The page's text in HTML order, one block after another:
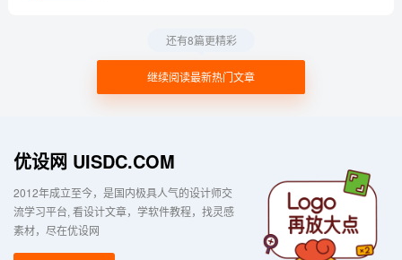
继续阅读最新热门文章
还有8篇更精彩
优设网 UISDC.COM
2012年成立至今，是国内极具人气的设计师交
流学习平台 看设计文章，学软件教程，找灵感
素材，尽在优设网